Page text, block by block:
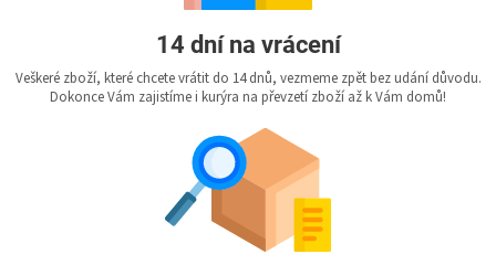
14 dní na vrácení
Veškeré zboží, které chcete vrátit do 14 dnů, vezmeme zpět bez udání důvodu.
Dokonce Vám zajistíme i kurýra na převzetí zboží až k Vám domů!